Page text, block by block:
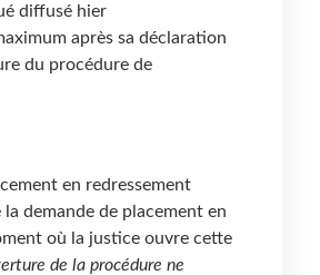
diffusé hier
après sa déclaration
du procédure de
en redressement
demande de placement en
où la justice ouvre cette
de la procédure ne